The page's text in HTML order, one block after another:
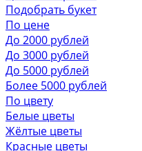
Подобрать букет
По цене
До 2000 рублей
До 3000 рублей
До 5000 рублей
Более 5000 рублей
По цвету
Белые цветы
Жёлтые цветы
Красные цветы